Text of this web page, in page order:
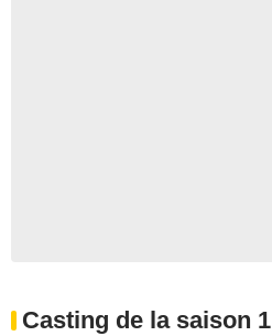
Casting de la saison 1